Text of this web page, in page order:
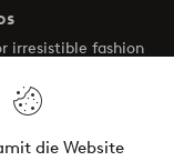
die Website
irresistible fashion
your next look